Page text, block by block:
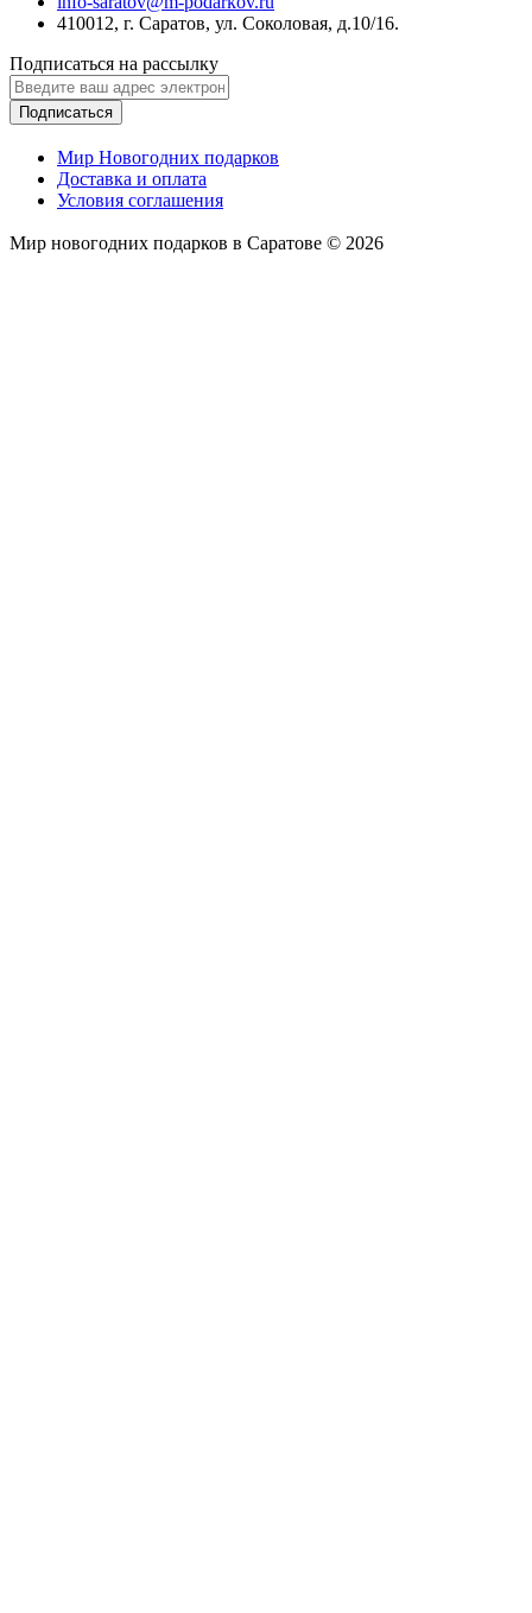
410012, г. Саратов, ул. Соколовая, д.10/16.
Подписаться на рассылку
Подписаться
Мир Новогодних подарков
Доставка и оплата
Условия соглашения
Мир новогодних подарков в Саратове © 2026